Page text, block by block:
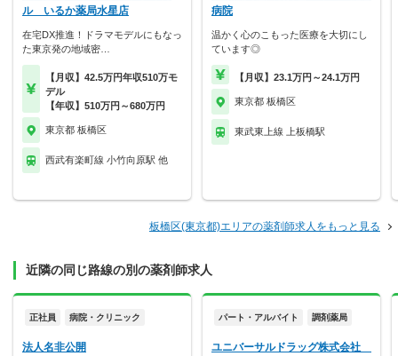
ル いるか薬局水星店
在宅DX推進！ドラマモデルにもなっ
た東京発の地域密…
【月収】42.5万円年収510万モ
デル
【年収】510万円～680万円
東京都 板橋区
西武有楽町線 小竹向原駅 他
病院
温かく心のこもった医療を大切にし
ています◎
【月収】23.1万円～24.1万円
東京都 板橋区
東武東上線 上板橋駅
板橋区(東京都)エリアの薬剤師求人をもっと見る
近隣の同じ路線の別の薬剤師求人
正社員 病院・クリニック
法人名非公開
パート・アルバイト 調剤薬局
ユニバーサルドラッグ株式会社